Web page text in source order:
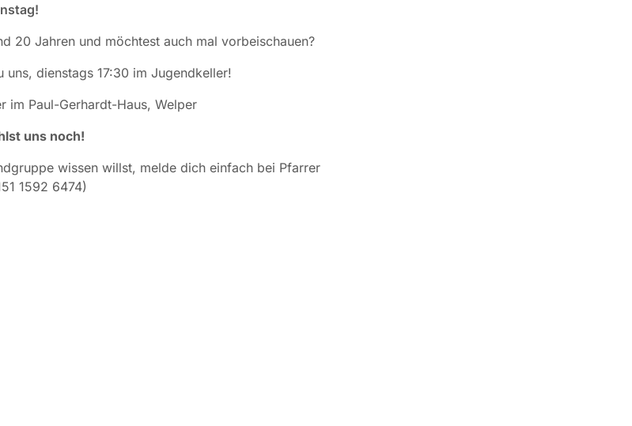
20 Jahren und möchtest auch mal vorbeischauen?
uns, dienstags 17:30 im Jugendkeller!
im Paul-Gerhardt-Haus, Welper
uns noch!
wissen willst, melde dich einfach bei Pfarrer
1592 6474)